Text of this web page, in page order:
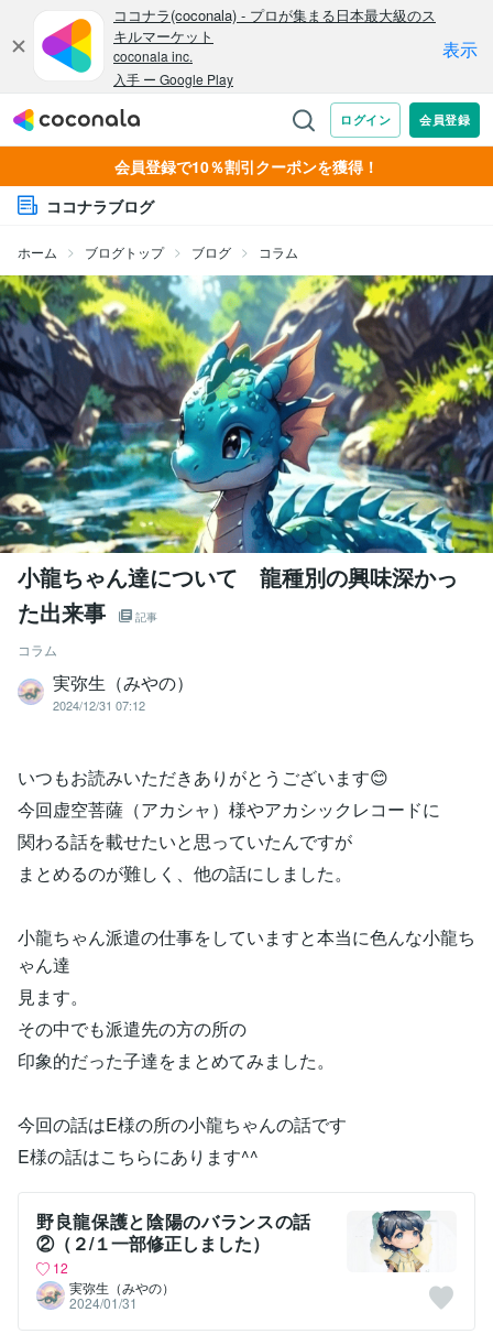
会員登録で10％割引クーポンを獲得！
ココナラブログ
ホーム ブログトップ ブログ コラム
小龍ちゃん達について 龍種別の興味深かっ
た出来事
記事
コラム
実弥生（みやの）
2024/12/31 07:12
いつもお読みいただきありがとうございます😊
今回虚空菩薩（アカシャ）様やアカシックレコードに
関わる話を載せたいと思っていたんですが
まとめるのが難しく、他の話にしました。
小龍ちゃん派遣の仕事をしていますと本当に色んな小龍ち
ゃん達
見ます。
その中でも派遣先の方の所の
印象的だった子達をまとめてみました。
今回の話はE様の所の小龍ちゃんの話です
E様の話はこちらにあります^^
野良龍保護と陰陽のバランスの話
②（２/１一部修正しました）
12
実弥生（みやの）
2024/01/31